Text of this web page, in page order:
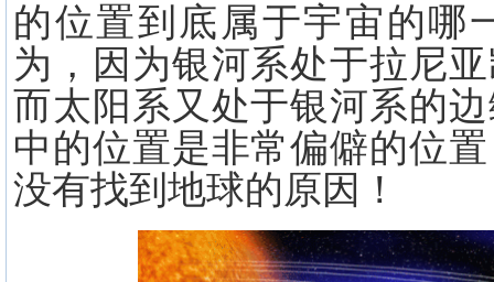
的位置到底属于宇宙的哪
为，因为银河系处于拉尼
而太阳系又处于银河系的
中的位置是非常偏僻的位
没有找到地球的原因！